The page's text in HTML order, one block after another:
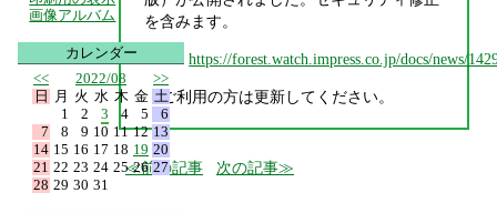
を含みます。
https://forest.watch.impress.co.jp/docs/news/
ご利用の方は更新してください。
前の記事 次の記事
画像アルバム
カレンダー
<<
2022/08
>>
日
月 火 水 木 金 土
1
2 3 4 5
6
7
8 9 10 11 12 13
14 15 16 17 18 19 20
21 22 23 24 25 26 27
28 29 30 31